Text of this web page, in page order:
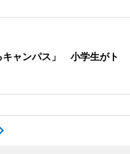
キャンパス」 小学生がト